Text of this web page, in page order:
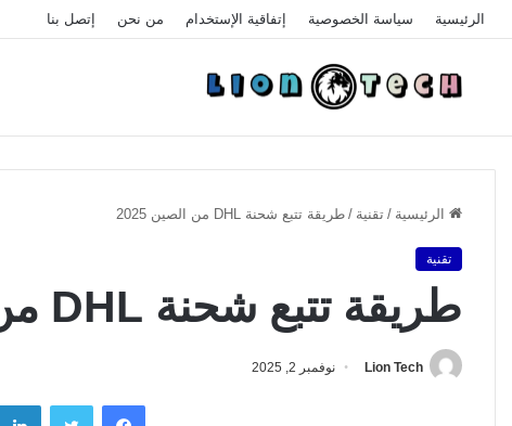
الرئيسية سياسة الخصوصية إتفاقية الإستخدام من نحن إتصل بنا
الرئيسية / تقنية / طريقة تتبع شحنة DHL من الصين 2025
تقنية
طريقة تتبع شحنة DHL من الصين 2025
Lion Tech نوفمبر 2, 2025
فيسبوك تويتر